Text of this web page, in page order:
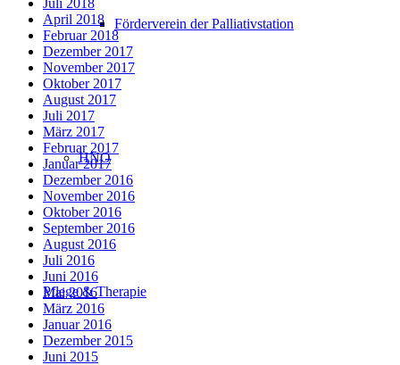
Förderverein der Palliativstation
HNO
Pflege & Therapie
Juli 2018
April 2018
Februar 2018
Dezember 2017
November 2017
Oktober 2017
August 2017
Juli 2017
März 2017
Februar 2017
Januar 2017
Dezember 2016
November 2016
Oktober 2016
September 2016
August 2016
Juli 2016
Juni 2016
Mai 2016
März 2016
Januar 2016
Dezember 2015
Juni 2015